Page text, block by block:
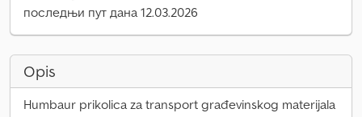
последњи пут дана 12.03.2026
Opis
Humbaur prikolica za transport građevinskog materijala